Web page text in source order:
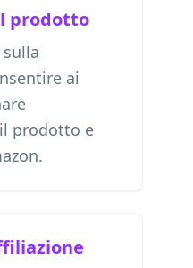
prodotto
sulla
ai
prodotto e